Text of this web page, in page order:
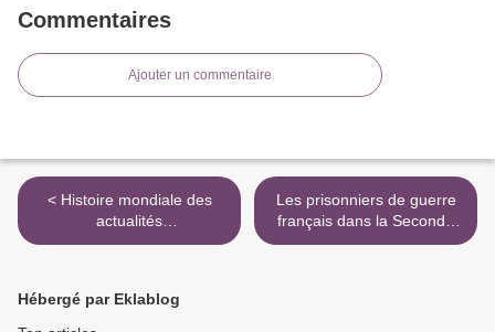
Commentaires
Ajouter un commentaire
< Histoire mondiale des
actualités
cinématographiques
Les prisonniers de guerre
français dans la Seconde
Guerre mondiale : de
Hébergé par Eklablog